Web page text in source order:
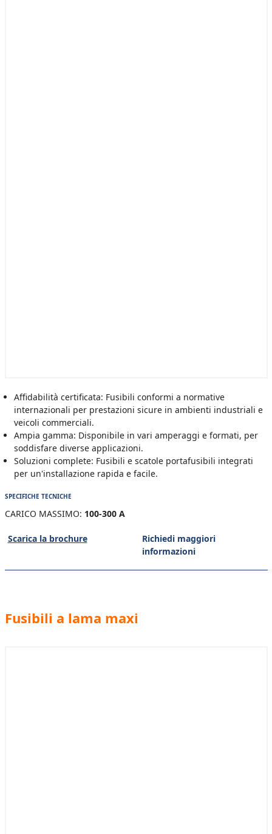
Affidabilità certificata: Fusibili conformi a normative
internazionali per prestazioni sicure in ambienti industriali e
veicoli commerciali.
Ampia gamma: Disponibile in vari amperaggi e formati, per
soddisfare diverse applicazioni.
Soluzioni complete: Fusibili e scatole portafusibili integrati
per un'installazione rapida e facile.
SPECIFICHE TECNICHE
CARICO MASSIMO: 100-300 A
Scarica la brochure
Richiedi maggiori
informazioni
Fusibili a lama maxi